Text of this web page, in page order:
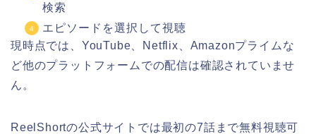
検索
エピソードを選択して視聴
現時点では、YouTube、Netflix、Amazonプライムな
ど他のプラットフォームでの配信は確認されていませ
ん。
ReelShortの公式サイトでは最初の7話まで無料視聴可